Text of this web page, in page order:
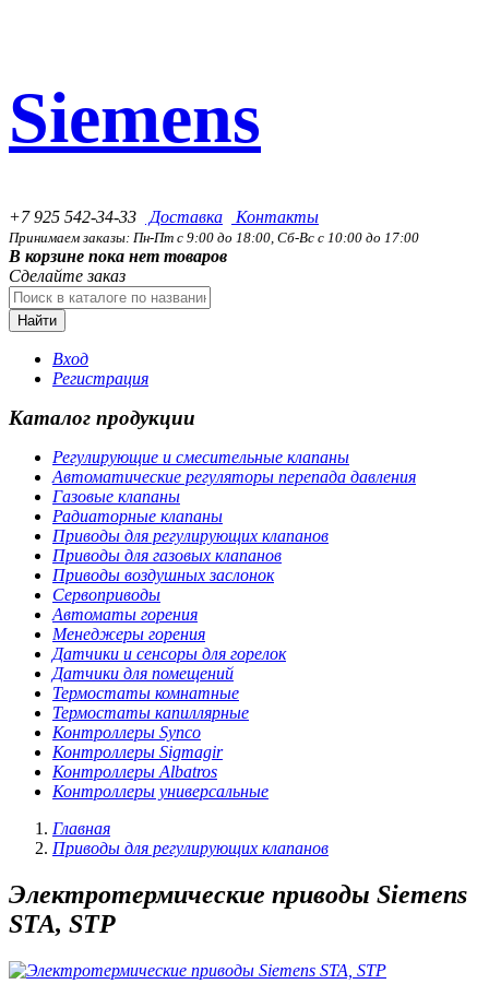
Siemens
+7 925 542-34-33 Доставка Контакты
Принимаем заказы: Пн-Пт с 9:00 до 18:00, Сб-Вс с 10:00 до 17:00
В корзине пока нет товаров
Сделайте заказ
Найти
Вход
Регистрация
Каталог продукции
Регулирующие и смесительные клапаны
Автоматические регуляторы перепада давления
Газовые клапаны
Радиаторные клапаны
Приводы для регулирующих клапанов
Приводы для газовых клапанов
Приводы воздушных заслонок
Сервоприводы
Автоматы горения
Менеджеры горения
Датчики и сенсоры для горелок
Датчики для помещений
Термостаты комнатные
Термостаты капиллярные
Контроллеры Synco
Контроллеры Sigmagir
Контроллеры Albatros
Контроллеры универсальные
Главная
Приводы для регулирующих клапанов
Электротермические приводы Siemens
STA, STP